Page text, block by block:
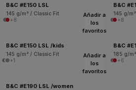
B&C #E150 LSL
145 g/m² / Classic Fit
+8
B&C
145 g/
+8
Añadir a
los
favoritos
B&C #E150 LSL /kids
145 g/m² / Classic Fit
+1
B&C
185 g/
+6
Añadir a
los
favoritos
B&C #E190 LSL /women